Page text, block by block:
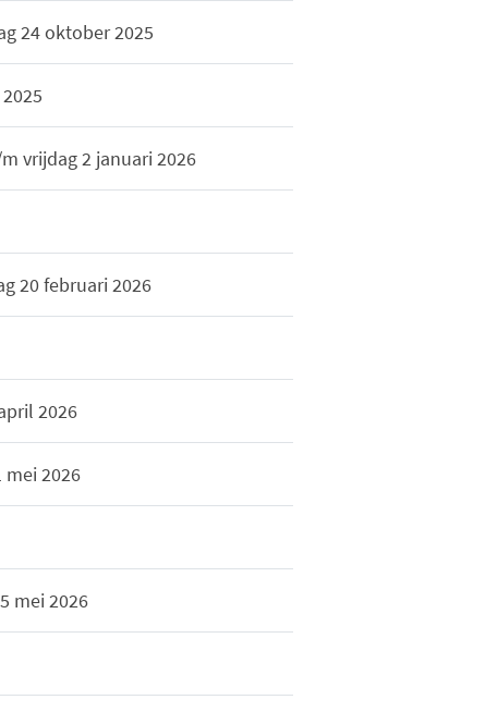
24 oktober 2025
vrijdag 2 januari 2026
20 februari 2026
2026
2026
mei 2026